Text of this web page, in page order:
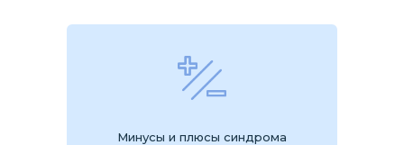
Минусы и плюсы синдрома